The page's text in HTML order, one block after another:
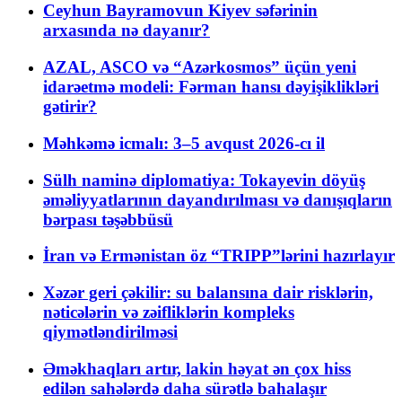
Ceyhun Bayramovun Kiyev səfərinin
arxasında nə dayanır?
AZAL, ASCO və “Azərkosmos” üçün yeni
idarəetmə modeli: Fərman hansı dəyişiklikləri
gətirir?
Məhkəmə icmalı: 3–5 avqust 2026-cı il
Sülh naminə diplomatiya: Tokayevin döyüş
əməliyyatlarının dayandırılması və danışıqların
bərpası təşəbbüsü
İran və Ermənistan öz “TRIPP”lərini hazırlayır
Xəzər geri çəkilir: su balansına dair risklərin,
nəticələrin və zəifliklərin kompleks
qiymətləndirilməsi
Əməkhaqları artır, lakin həyat ən çox hiss
edilən sahələrdə daha sürətlə bahalaşır